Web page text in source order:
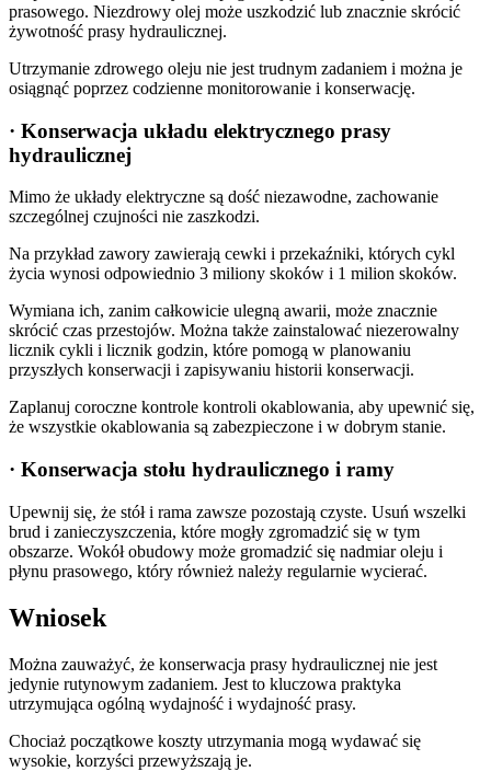
prasowego. Niezdrowy olej może uszkodzić lub znacznie skrócić
żywotność prasy hydraulicznej.
Utrzymanie zdrowego oleju nie jest trudnym zadaniem i można je
osiągnąć poprzez codzienne monitorowanie i konserwację.
· Konserwacja układu elektrycznego prasy
hydraulicznej
Mimo że układy elektryczne są dość niezawodne, zachowanie
szczególnej czujności nie zaszkodzi.
Na przykład zawory zawierają cewki i przekaźniki, których cykl
życia wynosi odpowiednio 3 miliony skoków i 1 milion skoków.
Wymiana ich, zanim całkowicie ulegną awarii, może znacznie
skrócić czas przestojów. Można także zainstalować niezerowalny
licznik cykli i licznik godzin, które pomogą w planowaniu
przyszłych konserwacji i zapisywaniu historii konserwacji.
Zaplanuj coroczne kontrole kontroli okablowania, aby upewnić się,
że wszystkie okablowania są zabezpieczone i w dobrym stanie.
· Konserwacja stołu hydraulicznego i ramy
Upewnij się, że stół i rama zawsze pozostają czyste. Usuń wszelki
brud i zanieczyszczenia, które mogły zgromadzić się w tym
obszarze. Wokół obudowy może gromadzić się nadmiar oleju i
płynu prasowego, który również należy regularnie wycierać.
Wniosek
Można zauważyć, że konserwacja prasy hydraulicznej nie jest
jedynie rutynowym zadaniem. Jest to kluczowa praktyka
utrzymująca ogólną wydajność i wydajność prasy.
Chociaż początkowe koszty utrzymania mogą wydawać się
wysokie, korzyści przewyższają je.